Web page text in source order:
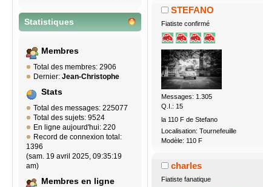
Statistiques
Membres
Total des membres: 2906
Dernier: Jean-Christophe
Stats
Total des messages: 225077
Total des sujets: 9524
En ligne aujourd'hui: 220
Record de connexion total:
1396
(sam. 19 avril 2025, 09:35:19
am)
Membres en ligne
STEFANO
Fiatiste confirmé
Messages: 1.305
Q.I.: 15
la 110 F de Stefano
Localisation: Tournefeuille
Modèle: 110 F
charles
Fiatiste fanatique